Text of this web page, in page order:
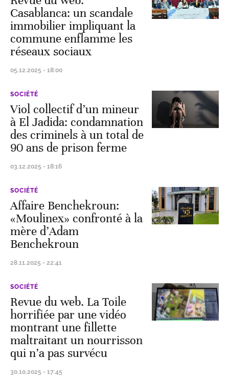
Casablanca: un scandale
immobilier impliquant la
commune enflamme les
réseaux sociaux
05.12.2025 - 18:00
SOCIÉTÉ
Viol collectif d’un mineur
à El Jadida: condamnation
des criminels à un total de
90 ans de prison ferme
03.12.2025 - 18:16
SOCIÉTÉ
Affaire Benchekroun:
«Moulinex» confronté à la
mère d’Adam
Benchekroun
28.11.2025 - 22:41
SOCIÉTÉ
Revue du web. La Toile
horrifiée par une vidéo
montrant une fillette
maltraitant un nourrisson
qui n’a pas survécu
30.10.2025 - 17:45